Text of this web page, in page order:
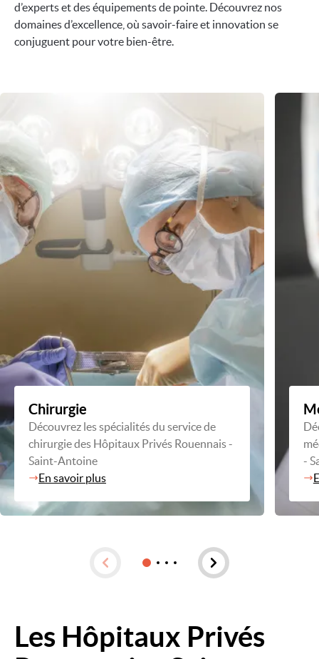
d’experts et des équipements de pointe. Découvrez nos
domaines d’excellence, où savoir-faire et innovation se
conjuguent pour votre bien-être.
Chirurgie
Découvrez les spécialités du service de
chirurgie des Hôpitaux Privés Rouennais -
Saint-Antoine
En savoir plus
-
Image
Les Hôpitaux Privés